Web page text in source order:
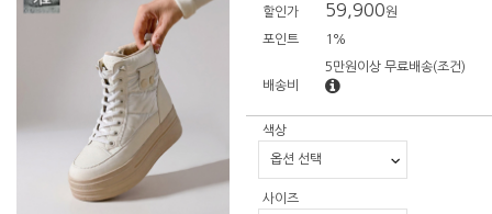
할인가 59,900원
포인트 1%
배송비
5만원이상 무료배송(조건)
색상
사이즈